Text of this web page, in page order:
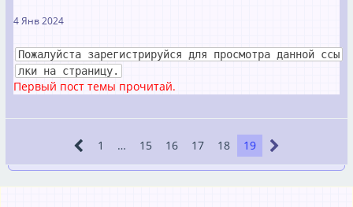
4 Янв 2024
Пожалуйста зарегистрируйся для просмотра данной ссы
лки на страницу.
Первый пост темы прочитай.
1 … 15 16 17 18 19